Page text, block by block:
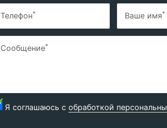
Телефон* Ваше имя*
Сообщение*
Я соглашаюсь с обработкой